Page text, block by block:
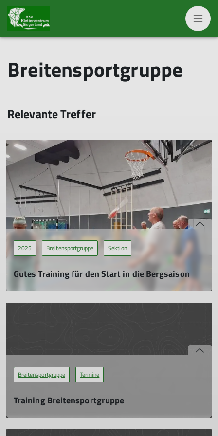
Breitensportgruppe
Relevante Treffer
2025 Breitensportgruppe Sektion
Gutes Training für den Start in die Bergsaison
Breitensportgruppe der Sektion
in der sektionseigenen Kletterhalle am Effertsufer. Nicht ganz
so bekannt ist vielleicht die Breitensportgruppe der Sektion.
mehr erfahren
Breitensportgruppe Termine
Training Breitensportgruppe
Mo. 01.01.2024
Leitung: